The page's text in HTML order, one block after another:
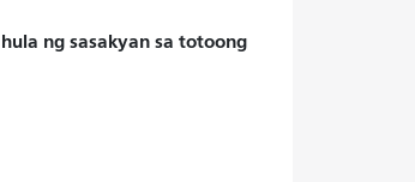
ng sasakyan sa totoong